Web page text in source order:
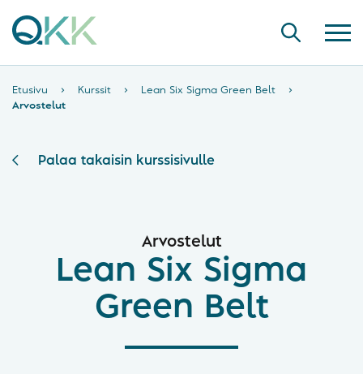
Etusivu › Kurssit › Lean Six Sigma Green Belt
›
Arvostelut
Palaa takaisin kurssisivulle
Arvostelut
Lean Six Sigma
Green Belt